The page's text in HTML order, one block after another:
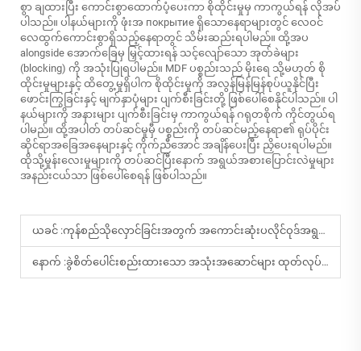
စွာ ချထားပြီး ကောင်းစွာထောက်ပံ့ပေးကာ စိုထိုင်းမှုမှ ကာကွယ်ရန် လိုအပ်
ပါသည်။ ပါနယ်များကို ဖုံးအ покрытие ရှိသောနေရာများတွင် လေဝင်
လေထွက်ကောင်းစွာရှိသည့်နေရာတွင် သိမ်းဆည်းရပါမည်။ ထို့အပ
alongside အောက်ခြေမှ မြှင့်ထားရန် သင့်လျော်သော အုတ်ခဲများ
(blocking) ကို အသုံးပြုရပါမည်။ MDF ပစ္စည်းသည် မိုးရေ သို့မဟုတ် စို
ထိုင်းမှုများနှင့် ထိတွေ့မှုရှိပါက စိုထိုင်းမှုကို အလွန်မြန်မြန်စုပ်ယူနိုင်ပြီး
ဖောင်းကြွခြင်းနှင့် မျက်နှာပုံများ ပျက်စီးခြင်းတို့ ဖြစ်ပေါ်စေနိုင်ပါသည်။ ပါ
နယ်များကို အနားများ ပျက်စီးခြင်းမှ ကာကွယ်ရန် ဂရုတစိုက် ကိုင်တွယ်ရ
ပါမည်။ ထို့အပါတ် တပ်ဆင်မှုမှီ ပစ္စည်းကို တပ်ဆင်မည့်နေရာ၏ ရုပ်ပိုင်း
ဆိုင်ရာအခြေအနေများနှင့် ကိုက်ညီအောင် အချိန်ပေးပြီး ညှိပေးရပါမည်။
ထိုသို့မှုန်းလေးမှုများကို တပ်ဆင်ပြီးနောက် အရွယ်အစားပြောင်းလဲမှုများ
အနည်းငယ်သာ ဖြစ်ပေါ်စေရန် ဖြစ်ပါသည်။
ယခင် :ကုန်စည်သိုလှောင်ခြင်းအတွက် အကောင်းဆုံးပလိုင်ဝုဒ်အရွယ်အစားများမှာ အဘယ်နည်း။
နောက် :ခွဲစိတ်ပေါင်းစည်းထားသော အသုံးအဆောင်များ ထုတ်လုပ်ရေးတွင် ခွဲစိတ်ပေါင်းစည်းထားသော ပါတီကယ်ဘုတ်သည် ထုတ်လုပ်မှု စွမ်းဆောင်ရည်ကို မည်သို့မှုန်းသော အကျိုးသက်ရောက်မှုရှိပါသနည်း။